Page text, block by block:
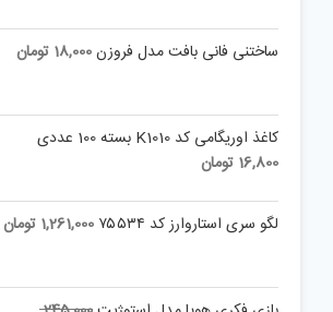
ساختنی فانی بافت مدل فروزن18,000 تومان
کاغذ اوریگامی کد K1010 بسته 100 عددی
16,800 تومان
لگو سری استاروارز کد ۷۵۵۳۴ 1,261,000 تومان